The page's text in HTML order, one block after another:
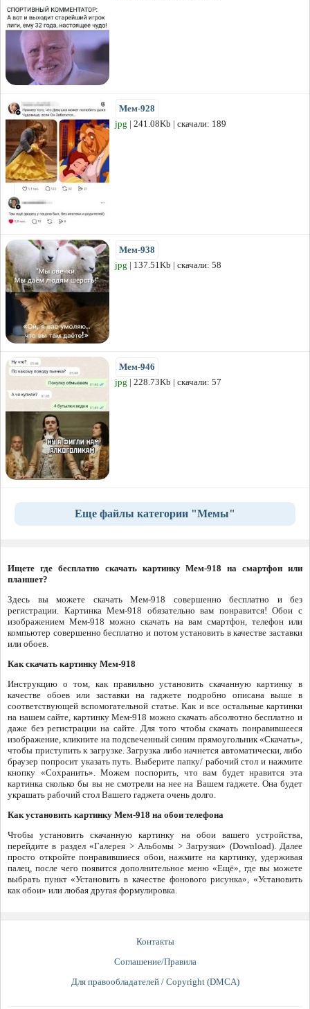
Мем-928
jpg | 241.08Kb | скачали: 189
Мем-938
jpg | 137.51Kb | скачали: 58
Мем-946
jpg | 228.73Kb | скачали: 57
Еще файлы категории "Мемы"
Ищете где бесплатно скачать картинку Мем-918 на смартфон или
планшет?
Здесь вы можете скачать Мем-918 совершенно бесплатно и без
регистрации. Картинка Мем-918 обязательно вам понравится! Обои с
изображением Мем-918 можно скачать на вам смартфон, телефон или
компьютер совершенно бесплатно и потом установить в качестве заставки
или обоев.
Как скачать картинку Мем-918
Инструкцию о том, как правильно установить скачанную картинку в
качестве обоев или заставки на гаджете подробно описана выше в
соответствующей вспомогательной статье. Как и все остальные картинки
на нашем сайте, картинку Мем-918 можно скачать абсолютно бесплатно и
даже без регистрации на сайте. Для того чтобы скачать понравившееся
изображение, кликните на подсвеченный синим прямоугольник «Скачать»,
чтобы приступить к загрузке. Загрузка либо начнется автоматически, либо
браузер попросит указать путь. Выберите папку/ рабочий стол и нажмите
кнопку «Сохранить». Можем поспорить, что вам будет нравится эта
картинка сколько бы вы не смотрели на нее на Вашем гаджете. Она будет
украшать рабочий стол Вашего гаджета очень долго.
Как установить картинку Мем-918 на обои телефона
Чтобы установить скачанную картинку на обои вашего устройства,
перейдите в раздел «Галерея > Альбомы > Загрузки» (Download). Далее
просто откройте понравившиеся обои, нажмите на картинку, удерживая
палец, после чего появится дополнительное меню «Ещё», где вы можете
выбрать пункт «Установить в качестве фонового рисунка», «Установить
как обои» или любая другая формулировка.
Контакты
Соглашение/Правила
Для правообладателей / Copyright (DMCA)